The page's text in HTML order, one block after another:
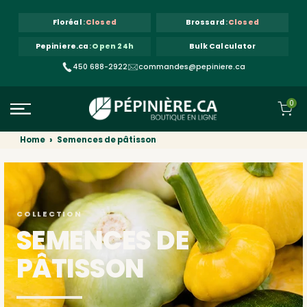
Floréal :Closed Brossard :Closed
Pepiniere.ca :Open 24h
Bulk Calculator
450 688-2922
commandes@pepiniere.ca
0
Home Semences de pâtisson
COLLECTION
SEMENCES DE
PÂTISSON